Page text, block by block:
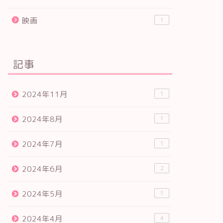
映画 1
記事
2024年11月 1
2024年8月 1
2024年7月 1
2024年6月 2
2024年5月 1
2024年4月 4